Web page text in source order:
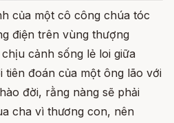
của một cô công chúa tóc
điện trên vùng thượng
cảnh sống lẻ loi giữa
tiên đoán của một ông lão với
đời, rằng nàng sẽ phải
cha vì thương con, nên